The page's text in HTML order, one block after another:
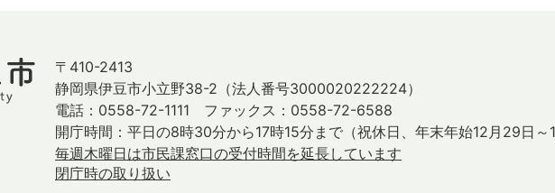
〒410-2413
静岡県伊豆市小立野38-2 （法人番号3000020222224）
電話：0558-72-1111 ファックス：0558-72-6588
開庁時間：平日の8時30分から17時15分まで （祝休日、年末年始12月29日～
毎週木曜日は市民課窓口の受付時間を延長しています
閉庁時の取り扱い